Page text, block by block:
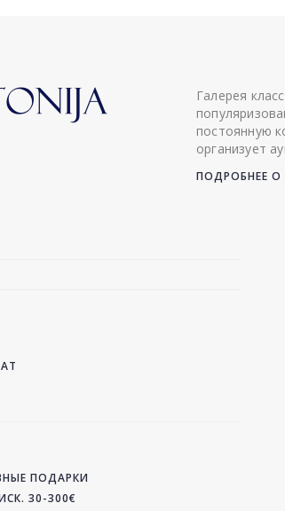
Галерея
постоянную
организует
ПОДРОБНЕЕ О
ПОДАРКИ
30-300€